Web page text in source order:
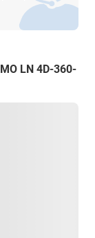
LN 4D-360-